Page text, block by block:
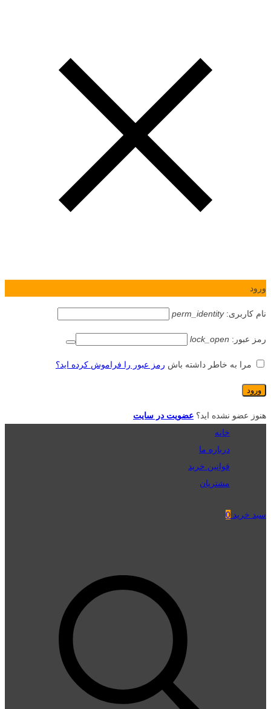
ورود
نام کاربری:perm_identity
رمز عبور: lock_open
مرا به خاطر داشته باش رمز عبور را فراموش کرده اید؟
هنوز عضو نشده اید؟ عضویت در سایت
خانه
درباره ما
قوانین خرید
مشتریان
سبد خرید 0